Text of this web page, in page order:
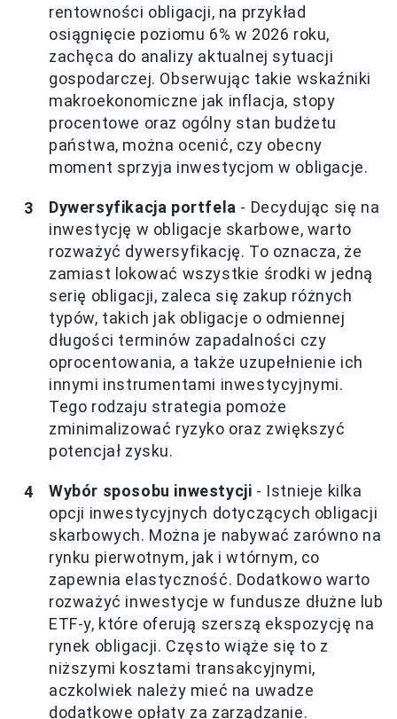
rentowności obligacji, na przykład
osiągnięcie poziomu 6% w 2026 roku,
zachęca do analizy aktualnej sytuacji
gospodarczej. Obserwując takie wskaźniki
makroekonomiczne jak inflacja, stopy
procentowe oraz ogólny stan budżetu
państwa, można ocenić, czy obecny
moment sprzyja inwestycjom w obligacje.
Dywersyfikacja portfela - Decydując się na
inwestycję w obligacje skarbowe, warto
rozważyć dywersyfikację. To oznacza, że
zamiast lokować wszystkie środki w jedną
serię obligacji, zaleca się zakup różnych
typów, takich jak obligacje o odmiennej
długości terminów zapadalności czy
oprocentowania, a także uzupełnienie ich
innymi instrumentami inwestycyjnymi.
Tego rodzaju strategia pomoże
zminimalizować ryzyko oraz zwiększyć
potencjał zysku.
Wybór sposobu inwestycji - Istnieje kilka
opcji inwestycyjnych dotyczących obligacji
skarbowych. Można je nabywać zarówno na
rynku pierwotnym, jak i wtórnym, co
zapewnia elastyczność. Dodatkowo warto
rozważyć inwestycje w fundusze dłużne lub
ETF-y, które oferują szerszą ekspozycję na
rynek obligacji. Często wiąże się to z
niższymi kosztami transakcyjnymi,
aczkolwiek należy mieć na uwadze
dodatkowe opłaty za zarządzanie.